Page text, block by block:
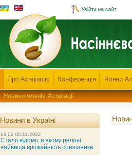
Увійти на сайт
Про Асоціацію Конференція Члени
Новини членів Асоціації
Новини в Україні
16:03 05.11.2022
Стало відомо, в якому регіоні
найвища врожайність соняшника